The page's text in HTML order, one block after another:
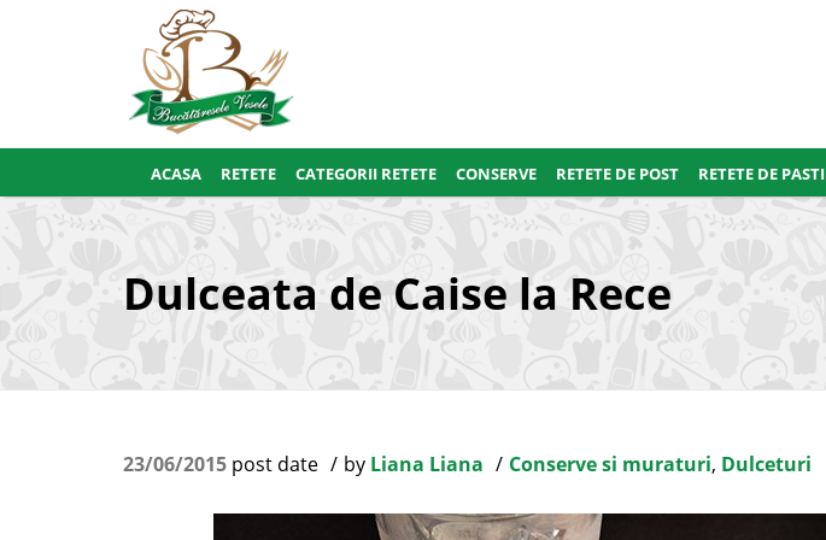
ACASA RETETE CATEGORII RETETE CONSERVE RETETE DE POST RETETE DE PASTI
Dulceata de Caise la Rece
23/06/2015 post date by Liana Liana Conserve si muraturi, Dulceturi